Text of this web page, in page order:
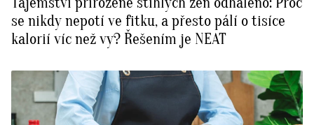
se nikdy nepotí ve fitku, a přesto pálí o tisíce
kalorií víc než vy? Řešením je NEAT